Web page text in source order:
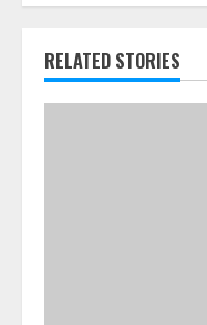
RELATED STORIES